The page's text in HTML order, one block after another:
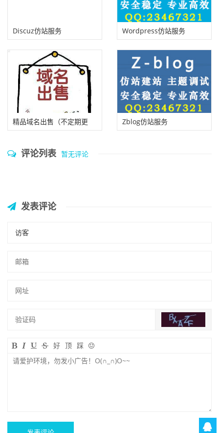
Discuz仿站服务 Wordpress仿站服务
精品域名出售（不定期更
Zblog仿站服务
评论列表 暂无评论
发表评论
好 顶 踩